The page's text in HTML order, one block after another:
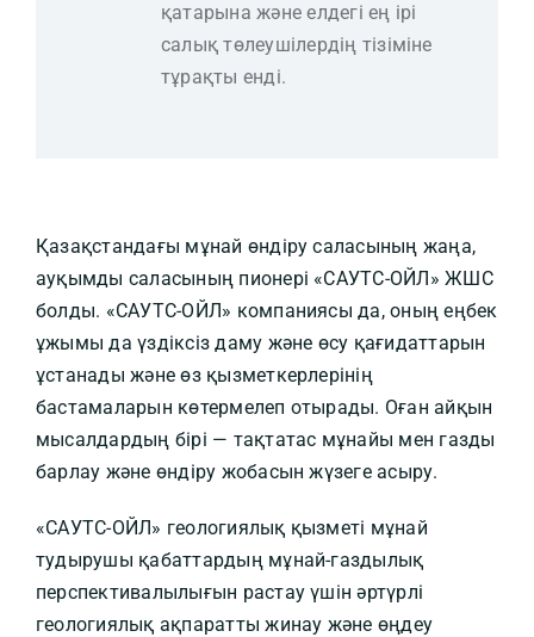
қатарына және елдегі ең ірі
салық төлеушілердің тізіміне
тұрақты енді.
Қазақстандағы мұнай өндіру саласының жаңа,
ауқымды саласының пионері «САУТС-ОЙЛ» ЖШС
болды. «САУТС-ОЙЛ» компаниясы да, оның еңбек
ұжымы да үздіксіз даму және өсу қағидаттарын
ұстанады және өз қызметкерлерінің
бастамаларын көтермелеп отырады. Оған айқын
мысалдардың бірі — тақтатас мұнайы мен газды
барлау және өндіру жобасын жүзеге асыру.
«САУТС-ОЙЛ» геологиялық қызметі мұнай
тудырушы қабаттардың мұнай-газдылық
перспективалылығын растау үшін әртүрлі
геологиялық ақпаратты жинау және өңдеу